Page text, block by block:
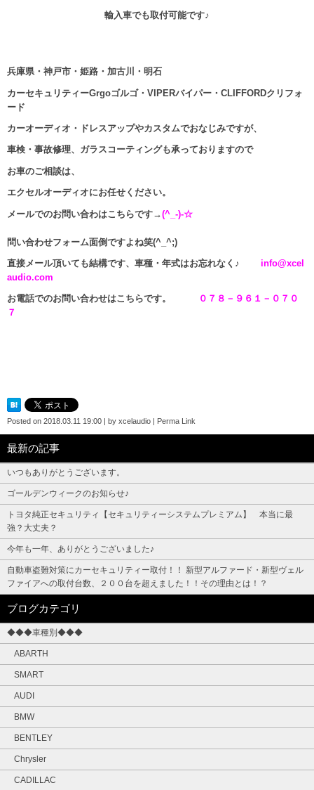
輸入車でも取付可能です♪
兵庫県・神戸市・姫路・加古川・明石
カーセキュリティーGrgoゴルゴ・VIPERバイパー・CLIFFORDクリフォ
ード
カーオーディオ・ドレスアップやカスタムでおなじみですが、
車検・事故修理、ガラスコーティングも承っておりますので
お車のご相談は、
エクセルオーディオにお任せください。
メールでのお問い合わはこちらです→(^_-)-☆
問い合わせフォーム面倒ですよね笑(^_^;)
直接メール頂いても結構です、車種・年式はお忘れなく♪ info@xcel
audio.com
お電話でのお問い合わせはこちらです。
０７８－９６１－０７０
７
Posted on 2018.03.11 19:00 | by xcelaudio | Perma Link
最新の記事
いつもありがとうございます。
ゴールデンウィークのお知らせ♪
トヨタ純正セキュリティ【セキュリティーシステムプレミアム】 本当に最
強？大丈夫？
今年も一年、ありがとうございました♪
自動車盗難対策にカーセキュリティー取付！！ 新型アルファード・新型ヴェル
ファイアへの取付台数、２００台を超えました！！その理由とは！？
ブログカテゴリ
◆◆◆車種別◆◆◆
ABARTH
SMART
AUDI
BMW
BENTLEY
Chrysler
CADILLAC